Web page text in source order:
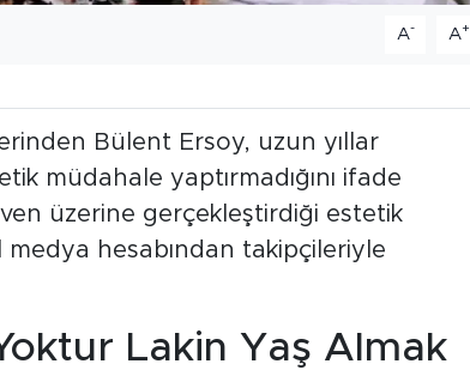
A- A+
Bülent Ersoy, uzun yıllar
müdahale yaptırmadığını ifade
üzerine gerçekleştirdiği estetik
hesabından takipçileriyle
Lakin Yaş Almak